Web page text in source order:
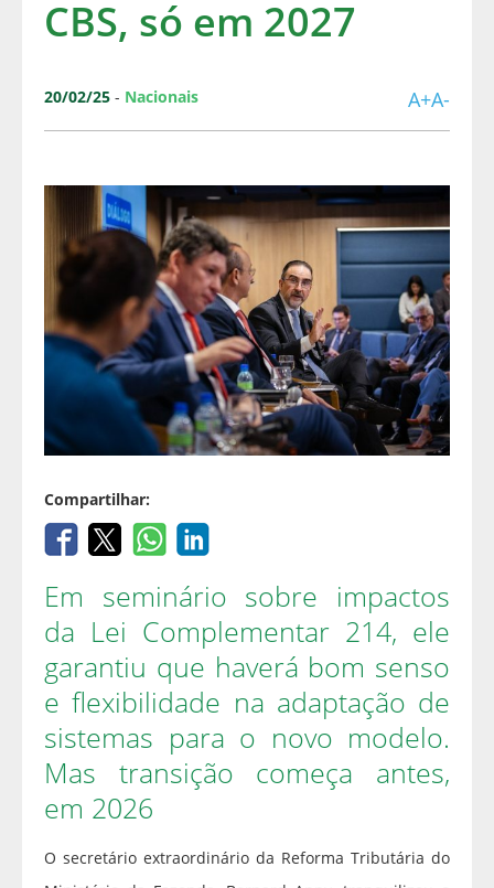
CBS, só em 2027
20/02/25 - Nacionais A+A-
Compartilhar:
Em seminário sobre impactos
da Lei Complementar 214, ele
garantiu que haverá bom senso
e flexibilidade na adaptação de
sistemas para o novo modelo.
Mas transição começa antes,
em 2026
O secretário extraordinário da Reforma Tributária do